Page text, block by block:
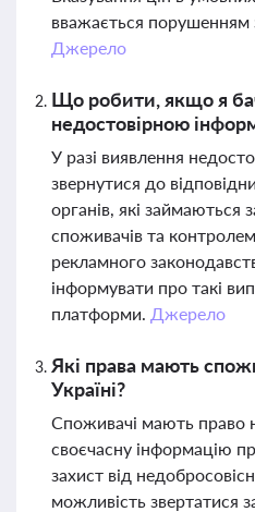
вважається порушенням
Джерело
Що робити, якщо я
недостовірною
У разі виявлення
звернутися до
органів, які займаються
споживачів та
рекламного
інформувати про такі
платформи. Джерело
Які права мають
Україні?
Споживачі мають право
своєчасну інформацію
захист від
можливість звертатися